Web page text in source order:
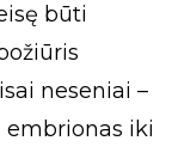
būti
neseniai –
embrionas iki